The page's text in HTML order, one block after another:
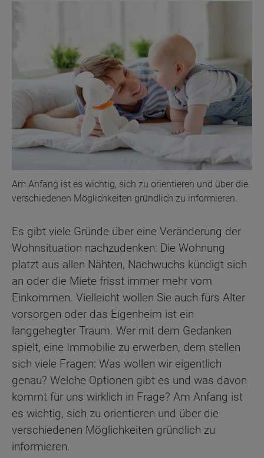
Am Anfang ist es wichtig, sich zu orientieren und über die
verschiedenen Möglichkeiten gründlich zu informieren.
Es gibt viele Gründe über eine Veränderung der
Wohnsituation nachzudenken: Die Wohnung
platzt aus allen Nähten, Nachwuchs kündigt sich
an oder die Miete frisst immer mehr vom
Einkommen. Vielleicht wollen Sie auch fürs Alter
vorsorgen oder das Eigenheim ist ein
langgehegter Traum. Wer mit dem Gedanken
spielt, eine Immobilie zu erwerben, dem stellen
sich viele Fragen: Was wollen wir eigentlich
genau? Welche Optionen gibt es und was davon
kommt für uns wirklich in Frage? Am Anfang ist
es wichtig, sich zu orientieren und über die
verschiedenen Möglichkeiten gründlich zu
informieren.